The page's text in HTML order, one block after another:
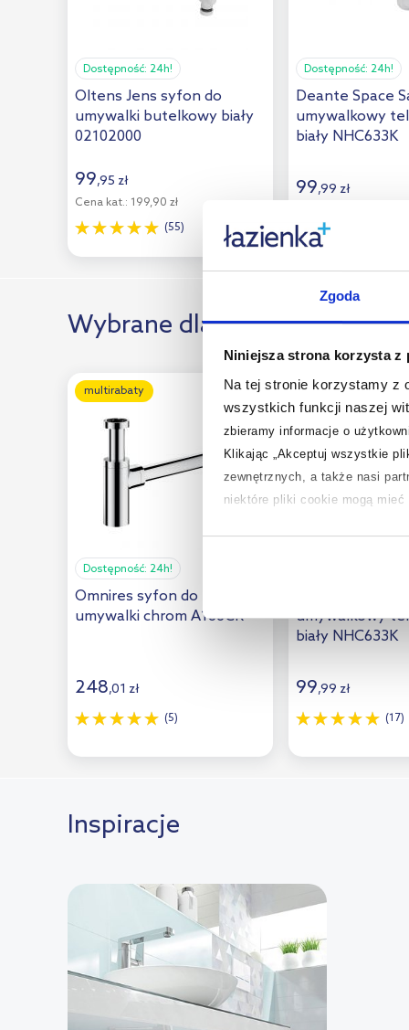
Zgoda
Niniejsza strona korzysta z
Na tej stronie korzystamy z
wszystkich funkcji naszej
zbieramy informacje o
Klikając „Akceptuj wszystkie
zewnętrznych, a także nasi
niektóre pliki cookie mogą mieć
na temat plików cookie i tego,
Kludi
Kronenbach
Kuchinox (2)
Laveo
McAlpine
Oristo
Rak Ceramics (1)
(8)
Rea (17)
Riho (1)
Sanitti (1)
Sapho (8)
Tece
Tres (16)
Viega
Villeroy & Boch
Dostępność: 24h!
Oltens Jens syfon do
umywalki butelkowy biały
02102000
99,95 zł
Cena kat.: 199,90 zł
(55)
Dostępność: 24h!
Deante Space
umywalkowy
biały NHC633K
99,99 zł
Wybrane dla Ciebie
multirabaty
Dostępność: 24h!
Omnires syfon do
umywalki chrom A186CR
248,01 zł
(5)
multirabaty
umywalkowy
biały NHC633K
99,99 zł
(17)
Inspiracje